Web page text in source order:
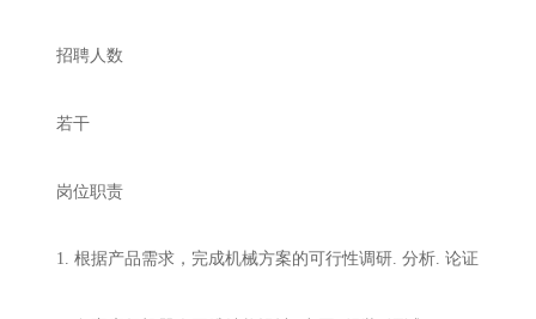
招聘人数
若干
岗位职责
1. 根据产品需求，完成机械方案的可行性调研. 分析. 论证